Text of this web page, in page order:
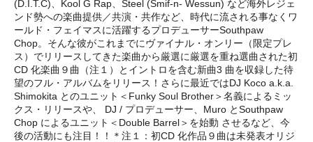
(D.I.T.C)、Kool G Rap、Steel (Smif-n- Wessun) など海外レジェ
ンド勢への楽曲提供／共演・共作など、時代に流される事なくワ
ールド・フェイマスに活躍するプロデューサーSouthpaw
Chop。そんな彼がこれまでにヴァイナル・オンリー（限定プレ
ス）でリリースしてきた楽曲から厳選に厳選を重ね選曲された初
CD 化楽曲９曲（注１）とイントロを含む新曲3 曲を収録した待
望のフル・アルバムをリリース！さらに最近ではDJ Koco a.k.a.
Shimokita とのユニット＜Funky Soul Brother＞名義によるミッ
クス・リリースや、 DJ / プロデューサー、Muro とSouthpaw
Chop によるユニット＜Double Barrel＞を始動 させるなど、今
後の活動にも注目！！＊注１：初CD 化作品９曲は未発表オリジ